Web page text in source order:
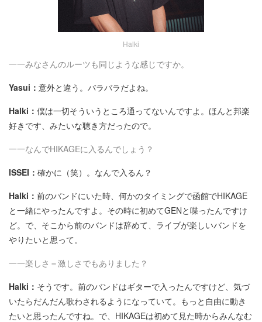
Halki
一一みなさんのルーツも同じような感じですか。
Yasui： 意外と違う。バラバラだよね。
Halki： 僕は一切そういうところ通ってないんですよ。ほんと邦楽
好きです、みたいな聴き方だったので。
一一なんでHIKAGEに入るんでしょう？
ISSEI： 確かに（笑）。なんで入るん？
Halki： 前のバンドにいた時、何かのタイミングで函館でHIKAGE
と一緒にやったんですよ。その時に初めてGENと喋ったんですけ
ど。で、そこから前のバンドは辞めて、ライブが楽しいバンドを
やりたいと思って。
一一楽しさ＝激しさでもありました？
Halki： そうです。前のバンドはギターで入ったんですけど、気づ
いたらだんだん歌わされるようになっていて。もっと自由に動き
たいと思ったんですね。で、HIKAGEは初めて見た時からみんなむ